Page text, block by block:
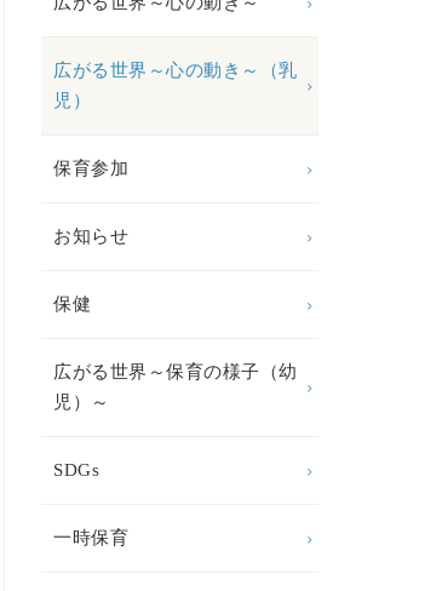
広がる世界～心の動き～（乳
児）
保育参加
お知らせ
保健
広がる世界～保育の様子（幼
児）～
SDGs
一時保育